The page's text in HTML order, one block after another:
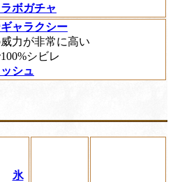
ボガチャ
ャラクシー
威力が非常に高い
シビレ
シュ
氷